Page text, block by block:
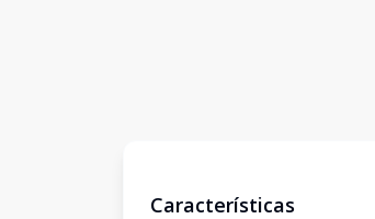
Características